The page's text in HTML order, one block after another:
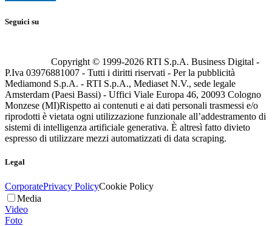
Seguici su
Copyright © 1999-2026 RTI S.p.A. Business Digital -
P.Iva 03976881007 - Tutti i diritti riservati - Per la pubblicità
Mediamond S.p.A. - RTI S.p.A., Mediaset N.V., sede legale
Amsterdam (Paesi Bassi) - Uffici Viale Europa 46, 20093 Cologno
Monzese (MI)Rispetto ai contenuti e ai dati personali trasmessi e/o
riprodotti è vietata ogni utilizzazione funzionale all’addestramento di
sistemi di intelligenza artificiale generativa. È altresì fatto divieto
espresso di utilizzare mezzi automatizzati di data scraping.
Legal
CorporatePrivacy PolicyCookie Policy
Media
Video
Foto